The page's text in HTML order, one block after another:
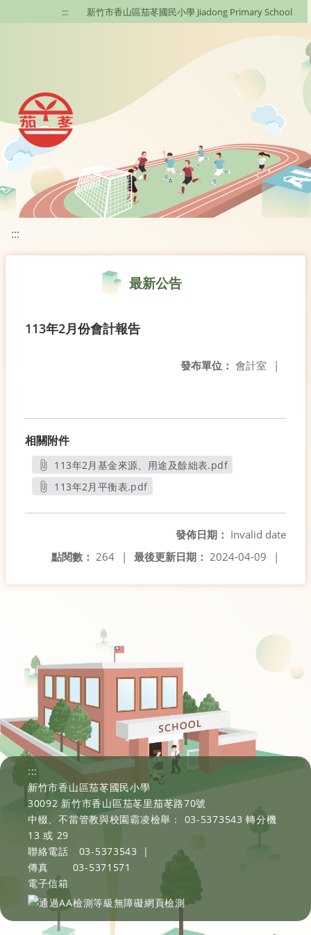
移至網頁之主要內容區位置
::: 新竹市香山區茄苳國民小學 Jiadong Primary School
:::
最新公告
113年2月份會計報告
發布單位： 會計室 |
相關附件
113年2月基金來源、用途及餘絀表.pdf
另開新視窗
113年2月平衡表.pdf
發佈日期： Invalid date
最後更新日期： 2024-04-09 |
點閱數： 264 |
:::
新竹市香山區茄苳國民小學
30092 新竹市香山區茄苳里茄苳路70號
中輟、不當管教與校園霸凌檢舉： 03-5373543 轉分機
13 或 29
聯絡電話
03-5373543
|
傳真
03-5371571
電子信箱